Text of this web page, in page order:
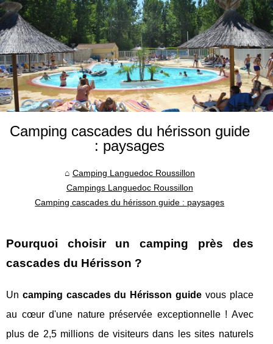
Camping cascades du hérisson guide
: paysages
Camping Languedoc Roussillon
Campings Languedoc Roussillon
Camping cascades du hérisson guide : paysages
Pourquoi choisir un camping près des
cascades du Hérisson ?
Un camping cascades du Hérisson guide vous place
au cœur d'une nature préservée exceptionnelle ! Avec
plus de 2,5 millions de visiteurs dans les sites naturels